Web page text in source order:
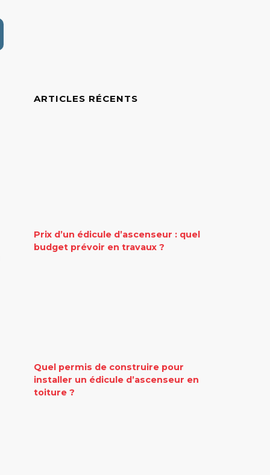
ARTICLES RÉCENTS
Prix d’un édicule d’ascenseur : quel
budget prévoir en travaux ?
Quel permis de construire pour
installer un édicule d’ascenseur en
toiture ?